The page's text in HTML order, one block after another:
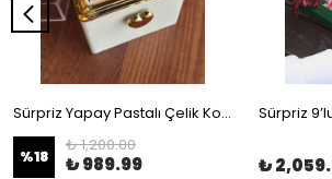
Sürpriz Yapay Pastalı Çelik Kolye Hediye Kutusu
%18
₺ 1,200.00
₺ 989.99 ₺